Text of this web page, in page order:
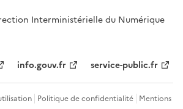
Interministérielle du Numérique
info.gouv.fr service-public.fr
Politique de confidentialité Mentions